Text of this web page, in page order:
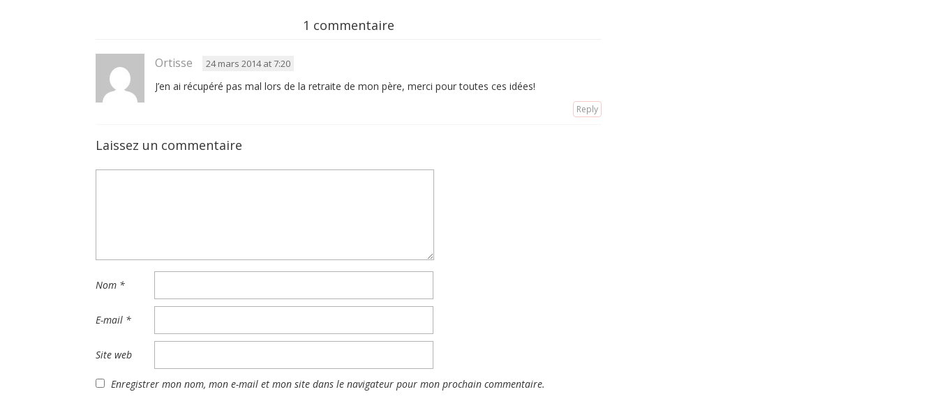
1 commentaire
Ortisse 24 mars 2014 at 7:20
J’en ai récupéré pas mal lors de la retraite de mon père, merci pour toutes ces idées!
Reply
Laissez un commentaire
Nom *
E-mail *
Site web
Enregistrer mon nom, mon e-mail et mon site dans le navigateur pour mon prochain commentaire.